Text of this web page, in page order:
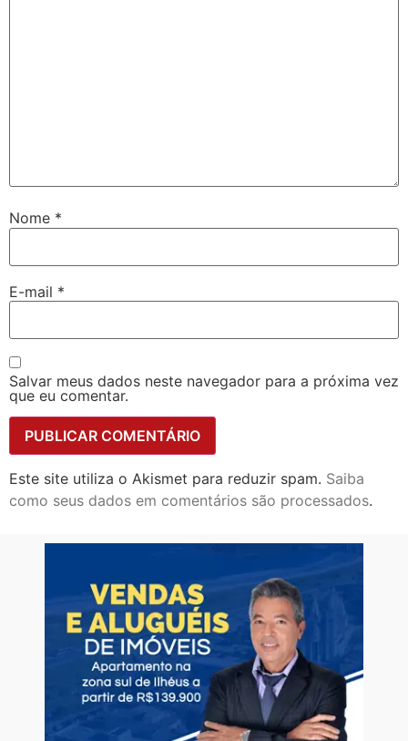
Nome *
E-mail *
Salvar meus dados neste navegador para a próxima vez
que eu comentar.
Este site utiliza o Akismet para reduzir spam. Saiba
como seus dados em comentários são processados.